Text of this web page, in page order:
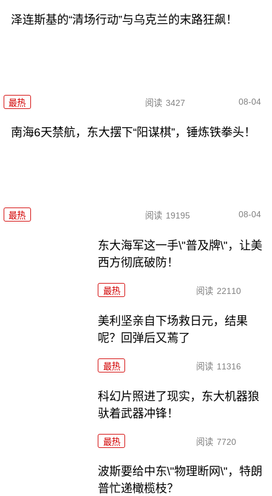
泽连斯基的“清场行动”与乌克兰的末路狂飙！
最热 阅读 3427 08-04
南海6天禁航，东大摆下“阳谋棋”，锤炼铁拳头！
最热 阅读 19195 08-04
东大海军这一手\"普及牌\"，让美
西方彻底破防！
最热 阅读 22110
美利坚亲自下场救日元，结果
呢？回弹后又蔫了
最热 阅读 11316
科幻片照进了现实，东大机器狼
驮着武器冲锋！
最热 阅读 7720
波斯要给中东\"物理断网\"，特朗
普忙递橄榄枝？